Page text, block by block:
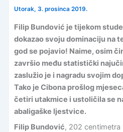
Utorak, 3. prosinca 2019.
Filip Bundović je tijekom
dokazao svoju dominaciju na
god se pojavio! Naime, osim
završio među statistički
zaslužio je i nagradu svojim
Tako je Cibona prošlog
četiri utakmice i ustoličila se
abaligaške ljestvice.
Filip Bundović, 202 centimetra